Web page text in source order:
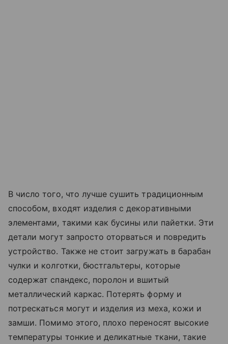
В число того, что лучше сушить традиционным
способом, входят изделия с декоративными
элементами, такими как бусины или пайетки. Эти
детали могут запросто оторваться и повредить
устройство. Также не стоит загружать в барабан
чулки и колготки, бюстгальтеры, которые
содержат спандекс, поролон и вшитый
металлический каркас. Потерять форму и
потрескаться могут и изделия из меха, кожи и
замши. Помимо этого, плохо переносят высокие
температуры тонкие и деликатные ткани, такие